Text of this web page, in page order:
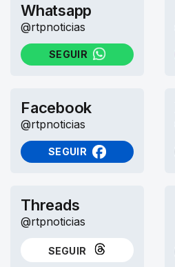
Whatsapp
@rtpnoticias
SEGUIR
NO WHATSAPP
Facebook
@rtpnoticias
SEGUIR
NO FACEBOOK
Threads
@rtpnoticias
SEGUIR
NO THREADS